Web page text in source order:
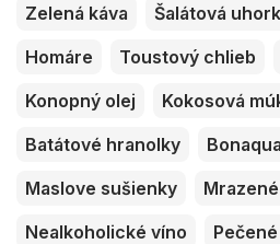
Zelená káva Šalátová
Homáre
Toustový chlieb
Konopný olej
Kokosová
Batátové hranolky
Bonaqua
Maslove sušienky
Nealkoholické víno